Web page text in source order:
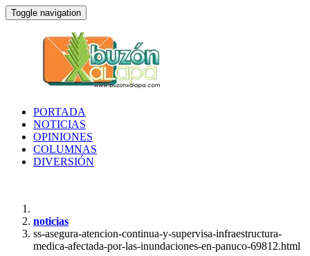
Toggle navigation
PORTADA
NOTICIAS
OPINIONES
COLUMNAS
DIVERSIÓN
noticias
ss-asegura-atencion-continua-y-supervisa-infraestructura-
medica-afectada-por-las-inundaciones-en-panuco-69812.html